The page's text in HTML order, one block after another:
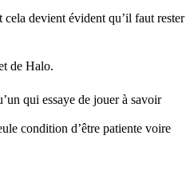
cela devient évident qu’il faut rester
de Halo.
qui essaye de jouer à savoir
condition d’être patiente voire